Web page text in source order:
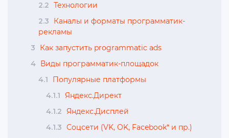
2.2 Технологии
2.3
Каналы и форматы программатик-
рекламы
3
Как запустить programmatic ads
4 Виды программатик-площадок
4.1
Популярные платформы
4.1.1
Яндекс.Директ
4.1.2
Яндекс.Дисплей
4.1.3 Соцсети (VK, OK, Facebook* и пр.)